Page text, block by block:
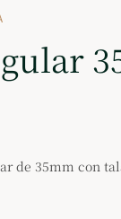
de 35mm con